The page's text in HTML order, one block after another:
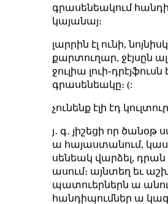
գրասենեակում
կայանայ։
լարրին էլ ունի,
քարտուղար, ջէյսըն
ջուլիա լուի֊դրէյֆուսն
գրասենեակը։ (:
չունենք էլի էդ
յ․ գ․ յիշեցի որ ծանօթ
ա հայաստանում,
սենեակ վարձել,
ասում։ այնտեղ եւ
պատուերներն ա
հանդիպումներ ա